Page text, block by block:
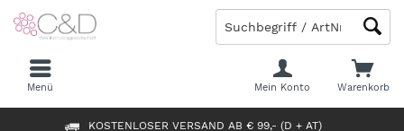
KOSTENLOSER VERSAND AB € 99,- (D + AT)
Warenkorb
Mein Konto
Menü